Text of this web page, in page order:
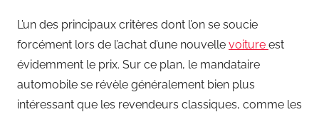
L’un des principaux critères dont l’on se soucie
forcément lors de l’achat d’une nouvelle voiture est
évidemment le prix. Sur ce plan, le mandataire
automobile se révèle généralement bien plus
intéressant que les revendeurs classiques, comme les